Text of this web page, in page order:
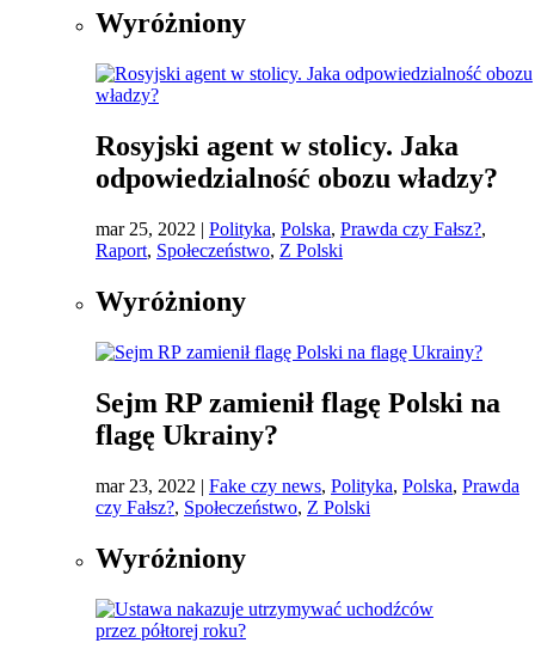
Wyróżniony
Rosyjski agent w stolicy. Jaka
odpowiedzialność obozu władzy?
mar 25, 2022 | Polityka, Polska, Prawda czy Fałsz?,
Raport, Społeczeństwo, Z Polski
Wyróżniony
Sejm RP zamienił flagę Polski na
flagę Ukrainy?
mar 23, 2022 | Fake czy news, Polityka, Polska, Prawda
czy Fałsz?, Społeczeństwo, Z Polski
Wyróżniony